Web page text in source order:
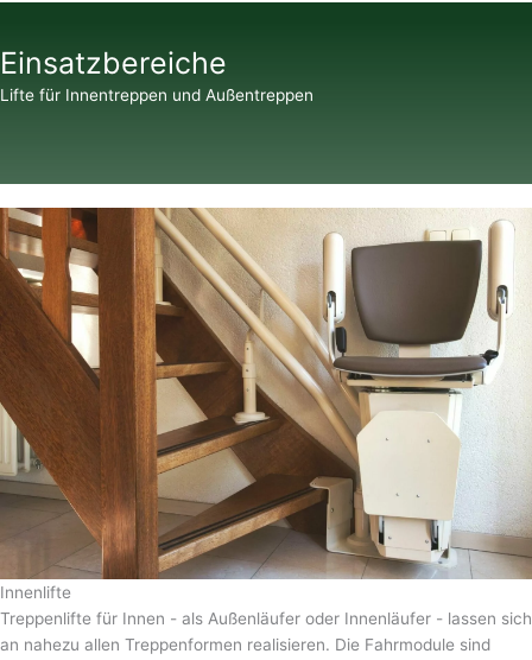
Einsatzbereiche
Lifte für Innentreppen und Außentreppen
Innenlifte
Treppenlifte für Innen - als Außenläufer oder Innenläufer - lassen sich
an nahezu allen Treppenformen realisieren. Die Fahrmodule sind